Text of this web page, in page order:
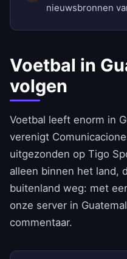
nieuwsbronnen
Voetbal in
volgen
Voetbal leeft enorm in
verenigt
uitgezonden op Tigo
alleen binnen het land,
buitenland weg: met
onze server in
commentaar.